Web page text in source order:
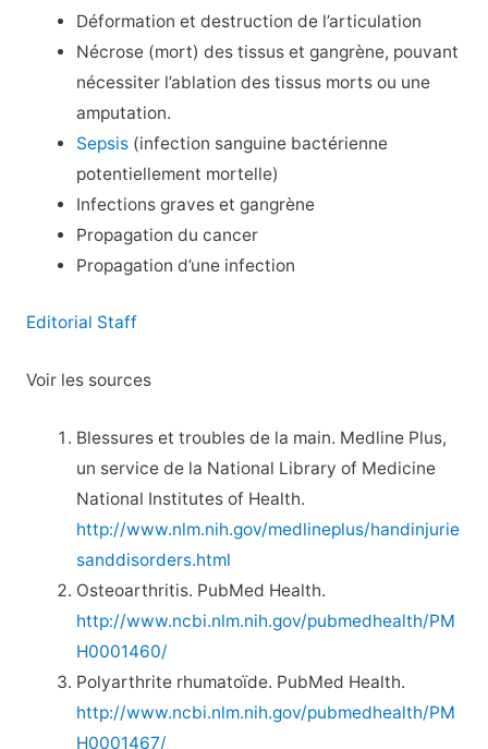
Déformation et destruction de l’articulation
Nécrose (mort) des tissus et gangrène, pouvant
nécessiter l’ablation des tissus morts ou une
amputation.
Sepsis (infection sanguine bactérienne
potentiellement mortelle)
Infections graves et gangrène
Propagation du cancer
Propagation d’une infection
Editorial Staff
Voir les sources
Blessures et troubles de la main. Medline Plus,
un service de la National Library of Medicine
National Institutes of Health.
http://www.nlm.nih.gov/medlineplus/handinjurie
sanddisorders.html
Osteoarthritis. PubMed Health.
http://www.ncbi.nlm.nih.gov/pubmedhealth/PM
H0001460/
Polyarthrite rhumatoïde. PubMed Health.
http://www.ncbi.nlm.nih.gov/pubmedhealth/PM
H0001467/